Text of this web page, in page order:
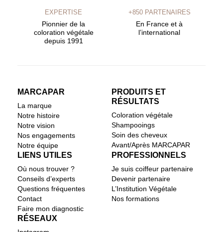
EXPERTISE
Pionnier de la
coloration végétale
depuis 1991
+850 PARTENAIRES
En France et à
l’international
MARCAPAR
La marque
Notre histoire
Notre vision
Nos engagements
Notre équipe
PRODUITS ET
RÉSULTATS
Coloration végétale
Shampooings
Soin des cheveux
Avant/Après MARCAPAR
LIENS UTILES
Où nous trouver ?
Conseils d’experts
Questions fréquentes
Contact
Faire mon diagnostic
PROFESSIONNELS
Je suis coiffeur partenaire
Devenir partenaire
L’Institution Végétale
Nos formations
RÉSEAUX